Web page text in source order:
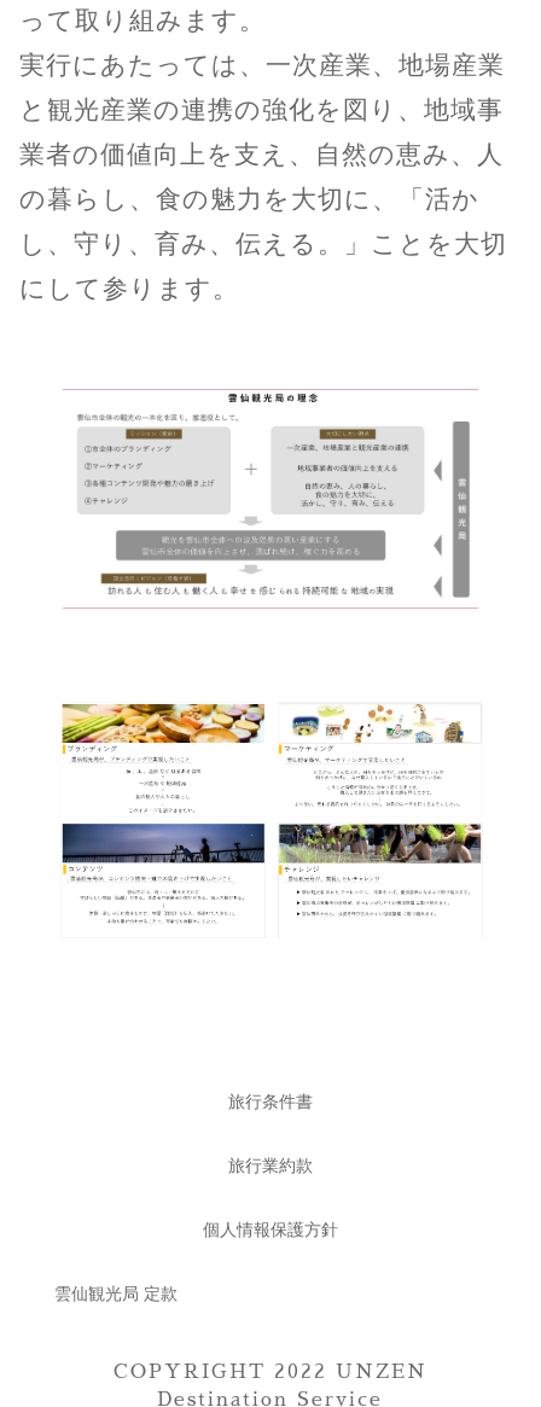
って取り組みます。
実行にあたっては、一次産業、地場産業
と観光産業の連携の強化を図り、地域事
業者の価値向上を支え、自然の恵み、人
の暮らし、食の魅力を大切に、「活か
し、守り、育み、伝える。」ことを大切
にして参ります。
旅行条件書
旅行業約款
個人情報保護方針
雲仙観光局 定款
COPYRIGHT 2022 UNZEN
Destination Service